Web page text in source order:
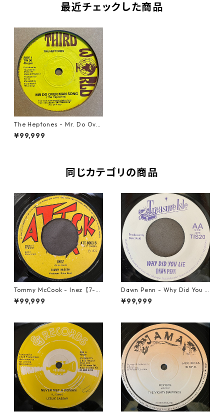
最近チェックした商品
The Heptones - Mr. Do Over
Man Song【7-21511】
¥99,999
同じカテゴリの商品
Tommy McCook - Inez【7-21
840】
¥99,999
Dawn Penn - Why Did You Li
e【7-21938】
¥99,999